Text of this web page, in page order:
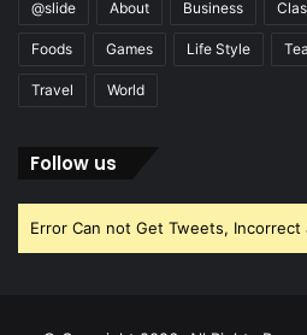
@slide About Business
Foods Games Life Style
Travel World
Follow us
Error Can not Get Tweets, Incorrect